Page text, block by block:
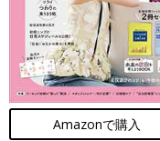
Amazonで購入